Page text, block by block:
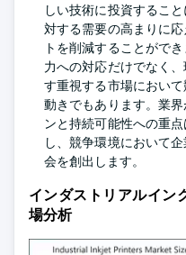
しい技術に投資するこ
対する需要の高まりに
トを削減することがで
力への対応だけでなく
す重視する市場におい
動きでもあります。業
ンと持続可能性への重
し、競争環境において
会を創出します。
インダストリアルイン
場分析